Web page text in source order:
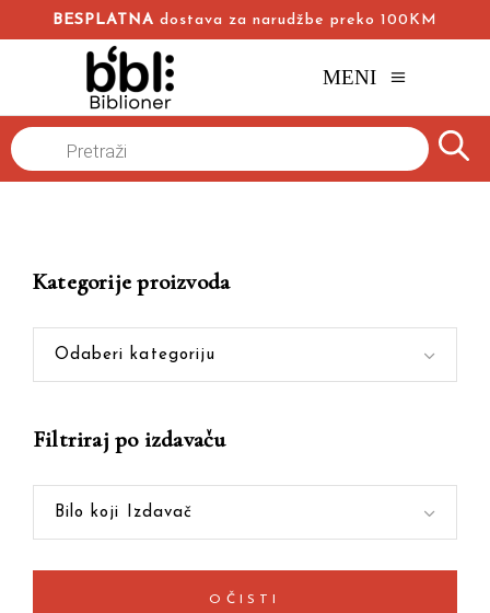
BESPLATNA dostava za narudžbe preko 100KM
MENI
Naslovna
Products
search
Kategorije proizvoda
Odaberi kategoriju
Filtriraj po izdavaču
Bilo koji Izdavač
OČISTI